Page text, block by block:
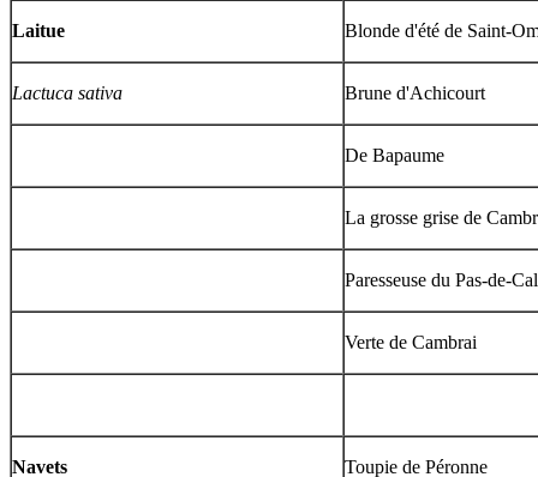
Laitue Blonde d'été de Saint-
Lactuca sativa Brune d'Achicourt
De Bapaume
La grosse grise de
Paresseuse du Pas-de-
Verte de Cambrai
Navets Toupie de Péronne